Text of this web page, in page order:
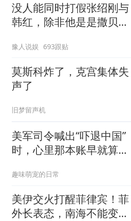
没人能同时打假张绍刚与
韩红，除非他是是撒贝
豫人说娱 693跟贴
莫斯科炸了，克宫集体失
声了
旧梦留声机
美军司令喊出“吓退中国”
时，心里那本账早就算清
趣味萌宠的日常
美伊交火打醒菲律宾！菲
外长表态，南海不能变成